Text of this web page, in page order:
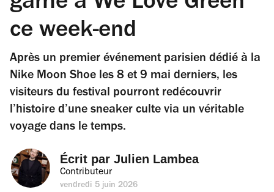
ce week-end
Après un premier événement parisien dédié à la
Nike Moon Shoe les 8 et 9 mai derniers, les
visiteurs du festival pourront redécouvrir
l’histoire d’une sneaker culte via un véritable
voyage dans le temps.
Écrit par Julien Lambea
Contributeur
vendredi 5 juin 2026